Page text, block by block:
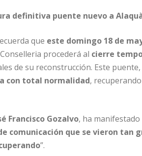
definitiva puente nuevo a
que este domingo 18 de
procederá al cierre
de su reconstrucción. Este
con total normalidad,
Francisco Gozalvo, ha manifestado
comunicación que se vieron tan
”.